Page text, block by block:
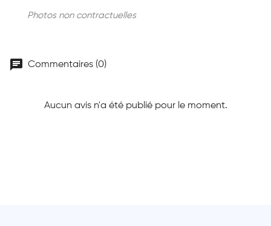
Photos non contractuelles
chat Commentaires (0)
Aucun avis n'a été publié pour le moment.